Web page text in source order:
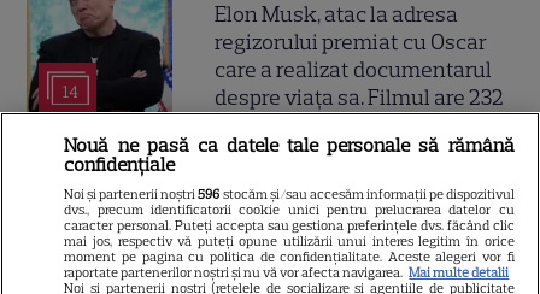
14
Elon Musk, atac la adresa
regizorului premiat cu Oscar
care a realizat documentarul
despre viața sa. Filmul are 232
VEDETE STRĂINE
Marvel are un nou Black
Panther. David Jonsson preia
moștenirea lui Chadwick
Nouă ne pasă ca datele tale personale să rămână
confidențiale
Noi și partenerii noștri596 stocăm și/sau accesăm informații pe dispozitivul
dvs., precum identificatorii cookie unici pentru prelucrarea datelor cu
caracter personal. Puteți accepta sau gestiona preferințele dvs. făcând clic
mai jos, respectiv vă puteți opune utilizării unui interes legitim în orice
moment pe pagina cu politica de confidențialitate. Aceste alegeri vor fi
raportate partenerilor noștri și nu vă vor afecta navigarea. Mai multe detalii
Noi si partenerii nostri (retelele de socializare si agentiile de publicitate